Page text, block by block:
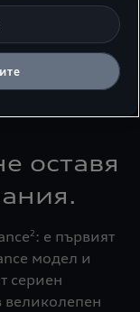
оставя
2: е първият
модел и
сериен
великолепен